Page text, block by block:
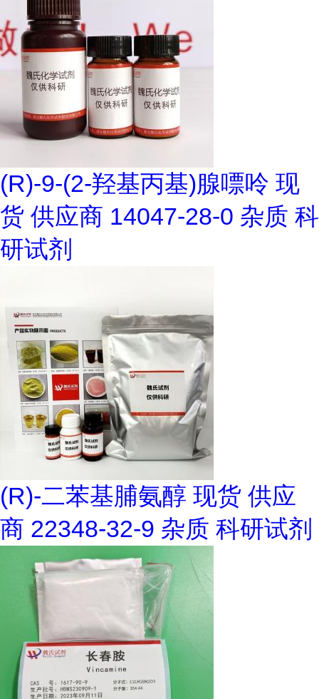
(R)-9-(2-羟基丙基)腺嘌呤 现
货 供应商 14047-28-0 杂质 科
研试剂
(R)-二苯基脯氨醇 现货 供应
商 22348-32-9 杂质 科研试剂